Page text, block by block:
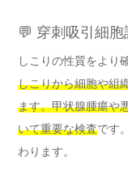
💬 穿刺吸引細胞
しこりの性質をより
しこりから細胞や組
ます。甲状腺腫瘍や
いて重要な検査です
わります。